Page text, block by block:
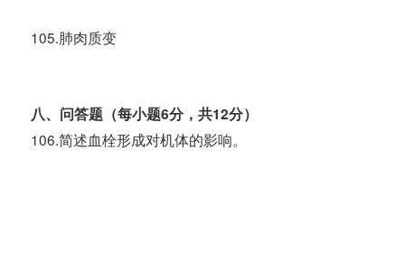
105.肺肉质变
八、问答题（每小题6分，共12分）
106.简述血栓形成对机体的影响。